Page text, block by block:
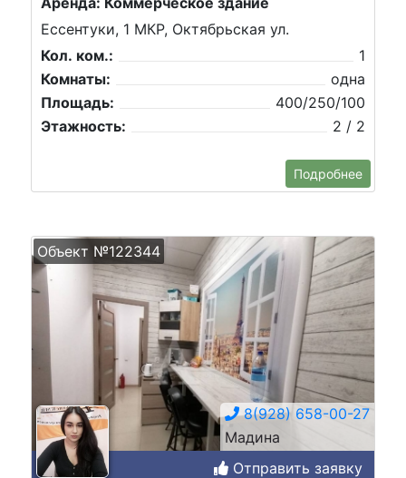
Ессентуки, 1 МКР, Октябрьская ул.
Кол. ком.:
1
Комнаты:
одна
Площадь:
400/250/100
Этажность:
2 / 2
Подробнее
Объект №122344
8(928) 658-00-27
Мадина
Отправить заявку